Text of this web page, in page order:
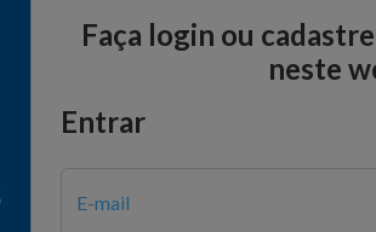
Faça login ou
neste
Entrar
E-mail